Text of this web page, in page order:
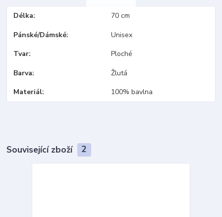
Délka 70 cm
Pánské/Dámské Unisex
Tvar Ploché
Barva Žlutá
Materiál 100% bavlna
Související zboží 2